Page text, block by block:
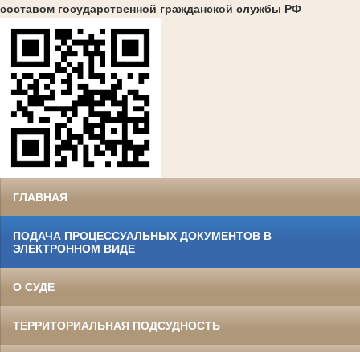
составом государственной гражданской службы РФ
ГЛАВНАЯ
ПОДАЧА ПРОЦЕССУАЛЬНЫХ ДОКУМЕНТОВ В
ЭЛЕКТРОННОМ ВИДЕ
О СУДЕ
ТЕРРИТОРИАЛЬНАЯ ПОДСУДНОСТЬ